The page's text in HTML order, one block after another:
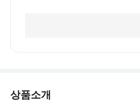
상품소개